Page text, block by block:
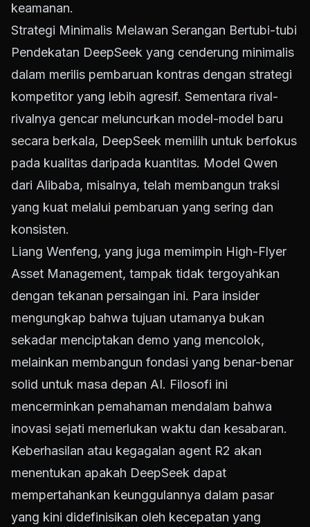
keamanan.
Strategi Minimalis Melawan Serangan Bertubi-tubi
Pendekatan DeepSeek yang cenderung minimalis
dalam merilis pembaruan kontras dengan strategi
kompetitor yang lebih agresif. Sementara rival-
rivalnya gencar meluncurkan model-model baru
secara berkala, DeepSeek memilih untuk berfokus
pada kualitas daripada kuantitas. Model Qwen
dari Alibaba, misalnya, telah membangun traksi
yang kuat melalui pembaruan yang sering dan
konsisten.
Liang Wenfeng, yang juga memimpin High-Flyer
Asset Management, tampak tidak tergoyahkan
dengan tekanan persaingan ini. Para insider
mengungkap bahwa tujuan utamanya bukan
sekadar menciptakan demo yang mencolok,
melainkan membangun fondasi yang benar-benar
solid untuk masa depan AI. Filosofi ini
mencerminkan pemahaman mendalam bahwa
inovasi sejati memerlukan waktu dan kesabaran.
Keberhasilan atau kegagalan agent R2 akan
menentukan apakah DeepSeek dapat
mempertahankan keunggulannya dalam pasar
yang kini didefinisikan oleh kecepatan yang